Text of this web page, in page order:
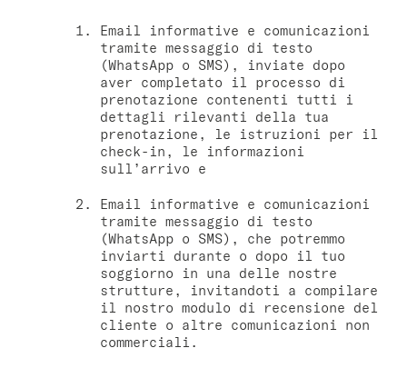
Email informative e comunicazioni
tramite messaggio di testo
(WhatsApp o SMS), inviate dopo
aver completato il processo di
prenotazione contenenti tutti i
dettagli rilevanti della tua
prenotazione, le istruzioni per il
check-in, le informazioni
sull’arrivo e
Email informative e comunicazioni
tramite messaggio di testo
(WhatsApp o SMS), che potremmo
inviarti durante o dopo il tuo
soggiorno in una delle nostre
strutture, invitandoti a compilare
il nostro modulo di recensione del
cliente o altre comunicazioni non
commerciali.